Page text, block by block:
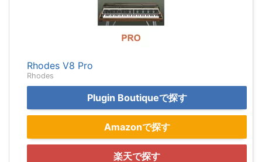
Rhodes V8 Pro
Rhodes
Plugin Boutiqueで探す
Amazonで探す
楽天で探す